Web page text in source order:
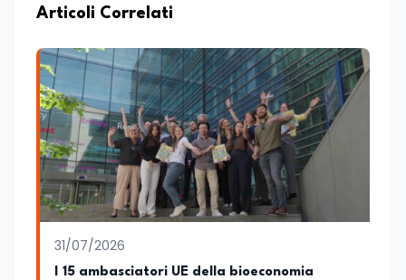
e Internazionali, è CEO di Adventus
risiede stabilmente) e Presidente
Nazionale di ENBAS, ente bilaterale attivo
nella formazione professionale e nelle
politiche attive per il lavoro. In qualità di
Coordinatore Nazionale dei Progetti di
Ricerca presso ERSAF, guida iniziative che
coniugano intelligenza artificiale e
formazione, tra cui FindYourGoal.it,
piattaforma di orientamento scuola-
lavoro basata sul modello LifeComp,
Avatar4University.Org, sistema AI per la
creazione di corsi universitari con avatar
docente, KeepYouCare.it, piattaforma di
Articoli Correlati
31/07/2026
I 15 ambasciatori UE della bioeconomia